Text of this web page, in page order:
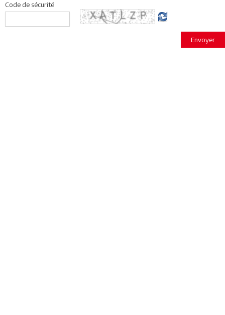
Code de sécurité
Envoyer